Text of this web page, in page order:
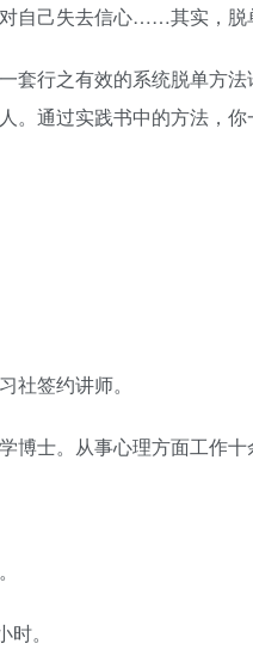
自己失去信心……其实，脱
套行之有效的系统脱单方
通过实践书中的方法，
社签约讲师。
士。从事心理方面工作十
。